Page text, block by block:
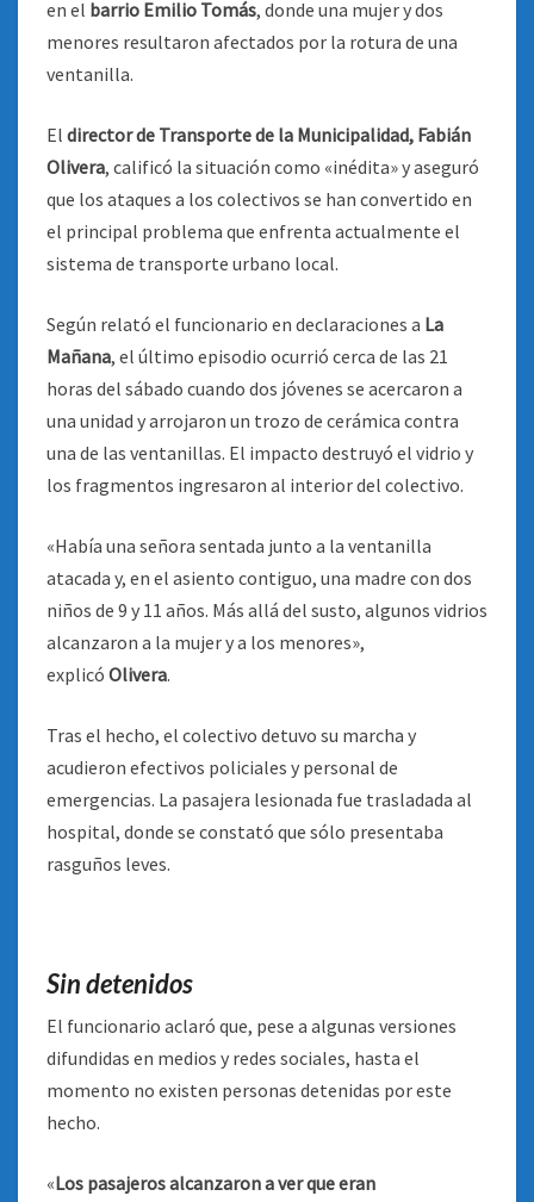
en el barrio Emilio Tomás, donde una mujer y dos
menores resultaron afectados por la rotura de una
ventanilla.
El director de Transporte de la Municipalidad, Fabián
Olivera, calificó la situación como «inédita» y aseguró
que los ataques a los colectivos se han convertido en
el principal problema que enfrenta actualmente el
sistema de transporte urbano local.
Según relató el funcionario en declaraciones a La
Mañana, el último episodio ocurrió cerca de las 21
horas del sábado cuando dos jóvenes se acercaron a
una unidad y arrojaron un trozo de cerámica contra
una de las ventanillas. El impacto destruyó el vidrio y
los fragmentos ingresaron al interior del colectivo.
«Había una señora sentada junto a la ventanilla
atacada y, en el asiento contiguo, una madre con dos
niños de 9 y 11 años. Más allá del susto, algunos vidrios
alcanzaron a la mujer y a los menores»,
explicó Olivera.
Tras el hecho, el colectivo detuvo su marcha y
acudieron efectivos policiales y personal de
emergencias. La pasajera lesionada fue trasladada al
hospital, donde se constató que sólo presentaba
rasguños leves.
Sin detenidos
El funcionario aclaró que, pese a algunas versiones
difundidas en medios y redes sociales, hasta el
momento no existen personas detenidas por este
hecho.
«Los pasajeros alcanzaron a ver que eran